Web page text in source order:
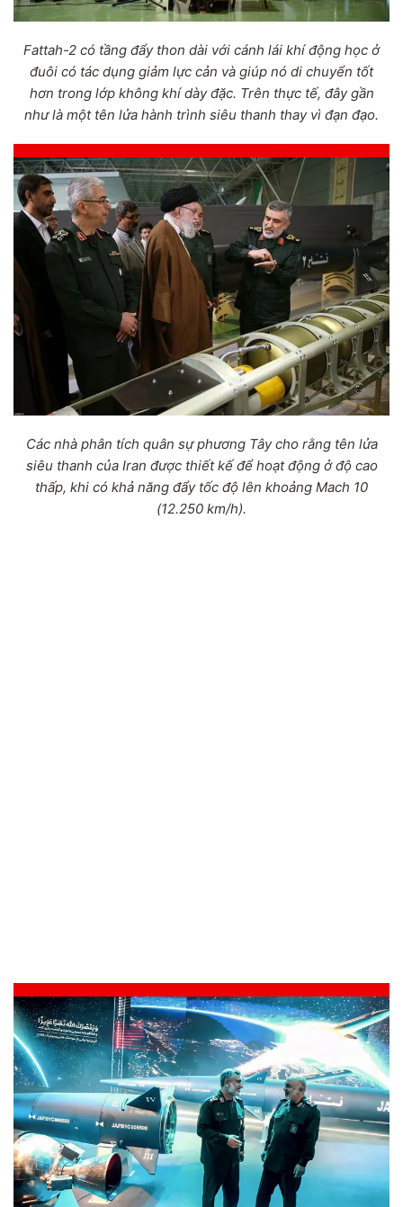
Fattah-2 có tầng đẩy thon dài với cánh lái khí động học ở
đuôi có tác dụng giảm lực cản và giúp nó di chuyển tốt
hơn trong lớp không khí dày đặc. Trên thực tế, đây gần
như là một tên lửa hành trình siêu thanh thay vì đạn đạo.
Các nhà phân tích quân sự phương Tây cho rằng tên lửa
siêu thanh của Iran được thiết kế để hoạt động ở độ cao
thấp, khi có khả năng đẩy tốc độ lên khoảng Mach 10
(12.250 km/h).